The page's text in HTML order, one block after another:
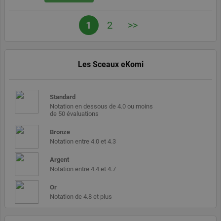
1 2 >>
Les Sceaux eKomi
Standard
Notation en dessous de 4.0 ou moins
de 50 évaluations
Bronze
Notation entre 4.0 et 4.3
Argent
Notation entre 4.4 et 4.7
Or
Notation de 4.8 et plus